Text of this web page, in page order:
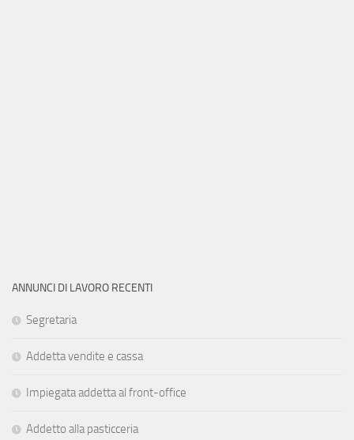
ANNUNCI DI LAVORO RECENTI
Segretaria
Addetta vendite e cassa
Impiegata addetta al front-office
Addetto alla pasticceria